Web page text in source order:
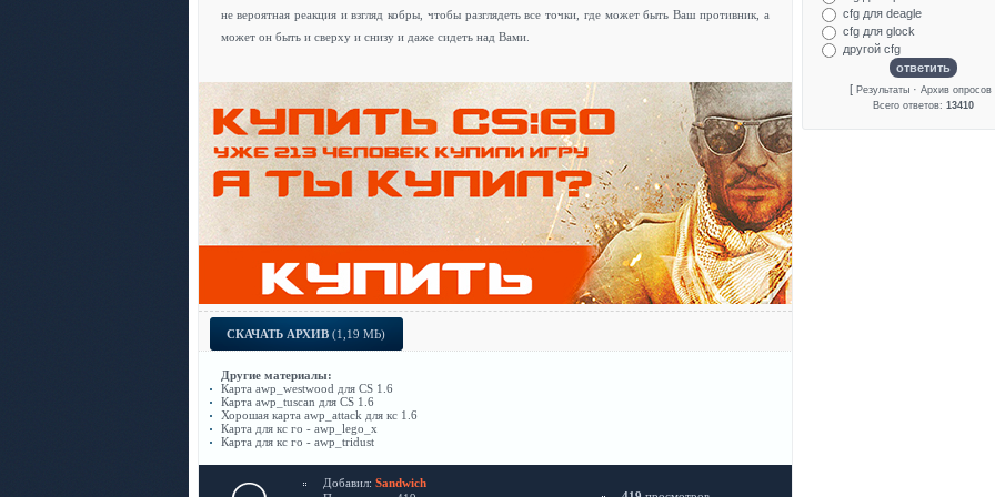
не вероятная реакция и взгляд кобры, чтобы разглядеть все точки, где может быть Ваш противник, а
может он быть и сверху и снизу и даже сидеть над Вами.
СКАЧАТЬ АРХИВ (1,19 МЬ)
Другие материалы:
Карта awp_westwood для CS 1.6
Карта awp_tuscan для CS 1.6
Хорошая карта awp_attack для кс 1.6
Карта для кс го - awp_lego_x
Карта для кс го - awp_tridust
Добавил: Sandwich
cfg для deagle
cfg для glock
другой cfg
[ Результаты· Архив опросов
Всего ответов: 13410